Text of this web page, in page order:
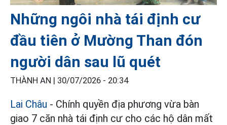
Những ngôi nhà tái định cư
đầu tiên ở Mường Than đón
người dân sau lũ quét
THÀNH AN | 30/07/2026 - 20:34
Lai Châu - Chính quyền địa phương vừa bàn
giao 7 căn nhà tái định cư cho các hộ dân mất